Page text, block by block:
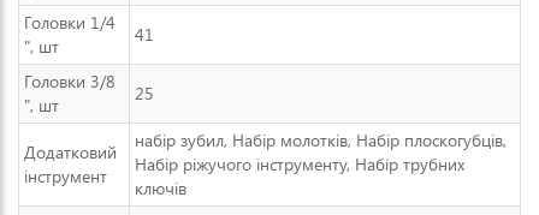
Головки 1/4
", шт
41
Головки 3/8
", шт
25
Додатковий
інструмент
набір зубил, Набір молотків, Набір плоскогубців,
Набір ріжучого інструменту, Набір трубних
ключів